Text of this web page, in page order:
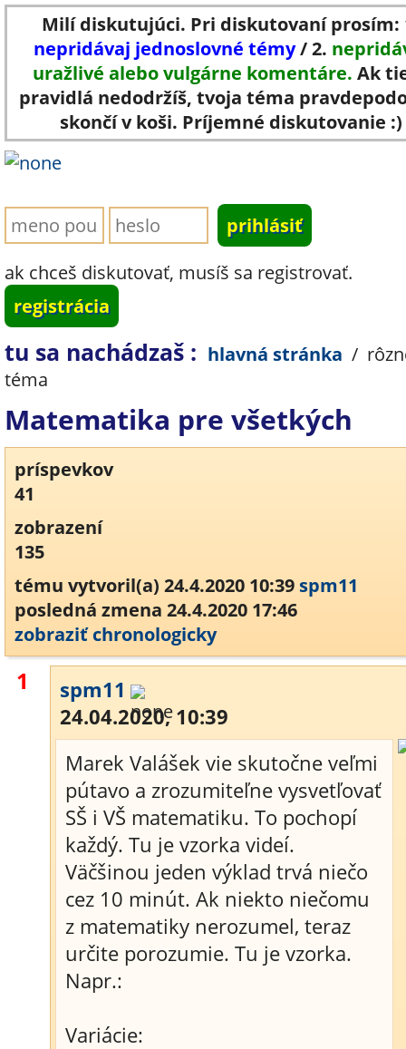
Milí diskutujúci. Pri diskutovaní prosím:
nepridávaj jednoslovné témy/ 2.
uražlivé alebo vulgárne komentáre. Ak
pravidlá nedodržíš, tvoja téma
skončí v koši. Príjemné diskutovanie :)
ak chceš diskutovať, musíš sa registrovať.
registrácia
tu sa nachádzaš : hlavná stránka /
téma
Matematika pre všetkých
príspevkov
41
zobrazení
135
tému vytvoril(a) 24.4.2020 10:39 spm11
posledná zmena 24.4.2020 17:46
zobraziť chronologicky
1
spm11
24.04.2020, 10:39
Marek Valášek vie skutočne veľmi
pútavo a zrozumiteľne vysvetľovať
SŠ i VŠ matematiku. To pochopí
každý. Tu je vzorka videí.
Väčšinou jeden výklad trvá niečo
cez 10 minút. Ak niekto niečomu
z matematiky nerozumel, teraz
určite porozumie. Tu je vzorka.
Napr.:
Variácie: